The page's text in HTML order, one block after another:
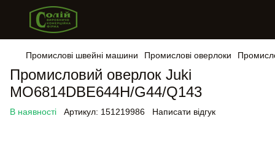
Промислові швейні машини Промислові оверлоки
Промисловий оверлок Juki
MO6814DBE644H/G44/Q143
В наявності Артикул: 151219986 Написати відгук